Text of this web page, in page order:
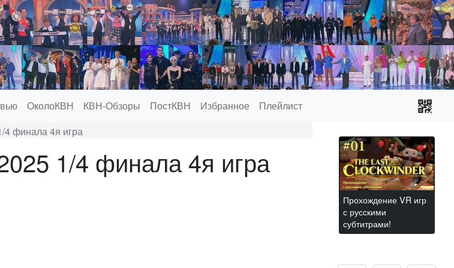
ОколоКВН КВН-Обзоры ПостКВН Избранное Плейлист
финала 4я игра
1/4 финала 4я игра
Прохождение VR игр
с русскими
субтитрами!